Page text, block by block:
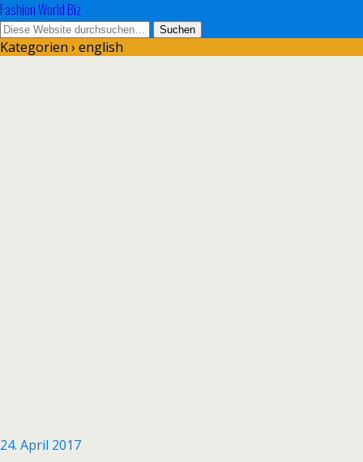
Fashion World Biz
Kategorien › english
24. April 2017